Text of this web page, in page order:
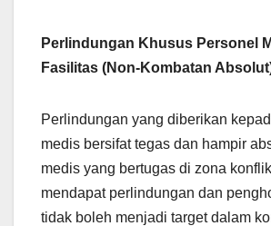
Perlindungan Khusus Personel
Fasilitas (Non-Kombatan
Perlindungan yang diberikan
medis bersifat tegas dan hampir
medis yang bertugas di zona
mendapat perlindungan dan
tidak boleh menjadi target dalam